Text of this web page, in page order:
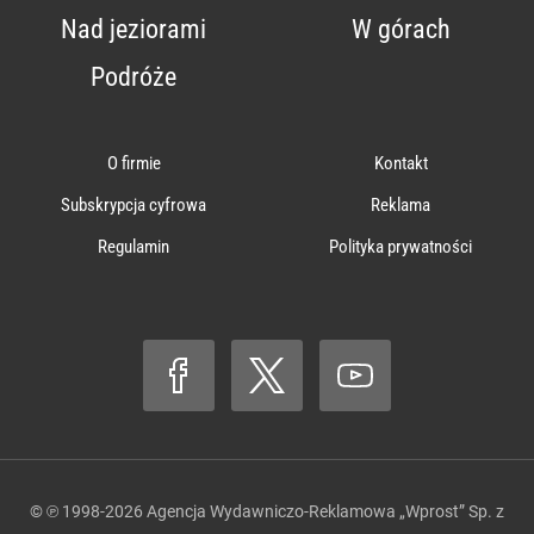
Nad jeziorami
W górach
Podróże
O firmie
Kontakt
Subskrypcja cyfrowa
Reklama
Regulamin
Polityka prywatności
© ℗ 1998-2026 Agencja Wydawniczo-Reklamowa „Wprost” Sp. z